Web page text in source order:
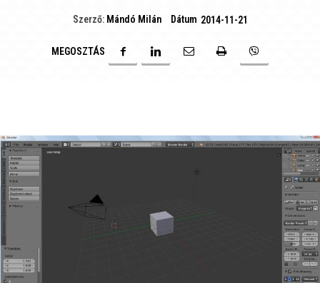
Szerző: Mándó Milán Dátum 2014-11-21
MEGOSZTÁS